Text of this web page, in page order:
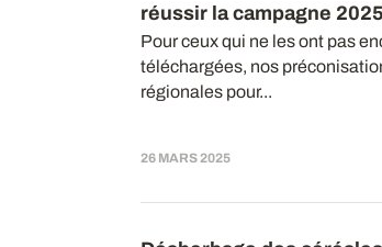
réussir la campagne 2025
Pour ceux qui ne les ont pas
téléchargées, nos
régionales pour...
26 MARS 2025